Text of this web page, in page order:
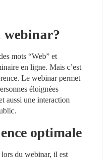
webinar?
mots “Web” et
en ligne. Mais c’est
Le webinar permet
éloignées
aussi une interaction
optimale
du webinar, il est